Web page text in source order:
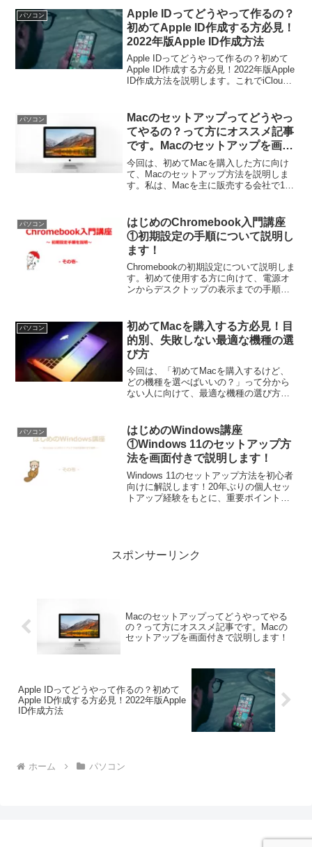
パソコン
Apple IDってどうやって作るの？
初めてApple ID作成する方必見！
2022年版Apple ID作成方法
Apple IDってどうやって作るの？初めて
Apple ID作成する方必見！2022年版Apple
ID作成方法を説明します。これでiCloud
して紛失・盗難対策もできます！
パソコン
Macのセットアップってどうやっ
てやるの？って方にオススメ記事
です。Macのセットアップを画面
付きで説明します！
今回は、初めてMacを購入した方に向け
て、Macのセットアップ方法を説明しま
す。私は、Macを主に販売する会社で15
記事は、2022年4月に書いているので、
macOS ...
パソコン
はじめのChromebook入門講座
①初期設定の手順について説明し
ます！
Chromebookの初期設定について説明しま
す。初めて使用する方に向けて、電源オ
ンからデスクトップの表示までの手順に
パソコン
初めてMacを購入する方必見！目
的別、失敗しない最適な機種の選
び方
今回は、「初めてMacを購入するけど、
どの機種を選べばいいの？」って分から
ない人に向けて、最適な機種の選び方に
アとして働いているので、その観点で書
いていきます。この...
パソコン
はじめのWindows講座
①Windows 11のセットアップ方
法を画面付きで説明します！
Windows 11のセットアップ方法を初心者
向けに解説します！20年ぶりの個人セッ
トアップ経験をもとに、重要ポイントを
スポンサーリンク
Macのセットアップってどうやってやる
の？って方にオススメ記事です。Macの
セットアップを画面付きで説明します！
Apple IDってどうやって作るの？初めて
Apple ID作成する方必見！2022年版Apple
ID作成方法
ホーム パソコン